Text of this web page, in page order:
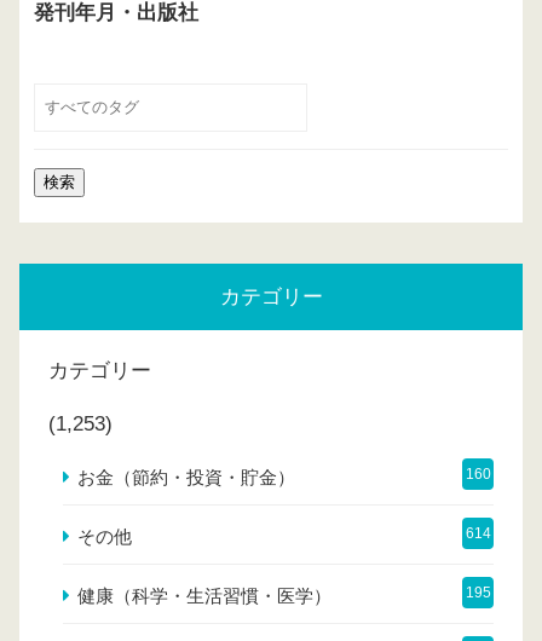
発刊年月・出版社
カテゴリー
カテゴリー
(1,253)
お金（節約・投資・貯金） 160
その他 614
健康（科学・生活習慣・医学） 195